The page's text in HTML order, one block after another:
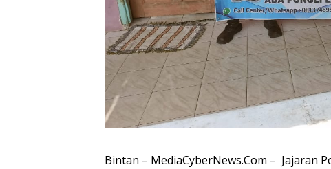
Bintan – MediaCyberNews.Com – Jajaran